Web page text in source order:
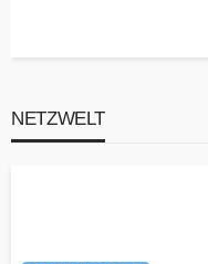
NETZWELT